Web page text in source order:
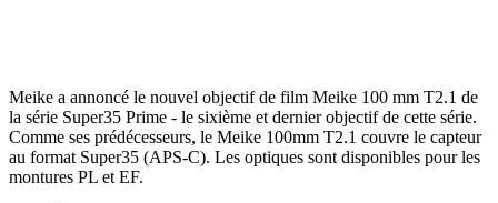
Meike a annoncé le nouvel objectif de film Meike 100 mm T2.1 de
la série Super35 Prime - le sixième et dernier objectif de cette série.
Comme ses prédécesseurs, le Meike 100mm T2.1 couvre le capteur
au format Super35 (APS-C). Les optiques sont disponibles pour les
montures PL et EF.